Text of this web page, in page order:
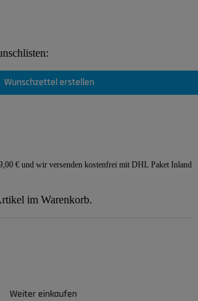
Wunschzettel erstellen
€ und wir versenden kostenfrei mit DHL Paket Inland
im Warenkorb.
Weiter einkaufen